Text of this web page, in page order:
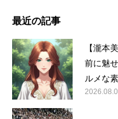
最近の記事
【瀧本
前に魅
ルメな